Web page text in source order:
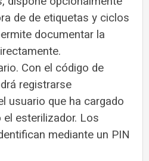
de de etiquetas y ciclos
documentar la
Con el código de
registrarse
usuario que ha cargado
esterilizador. Los
mediante un PIN